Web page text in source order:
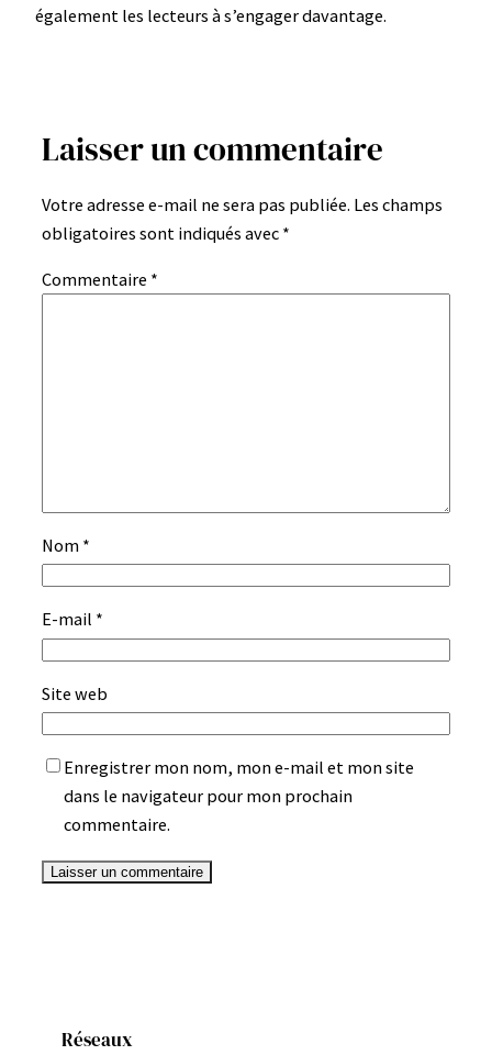
également les lecteurs à s’engager davantage.
Laisser un commentaire
Votre adresse e-mail ne sera pas publiée. Les champs
obligatoires sont indiqués avec *
Commentaire *
Nom *
E-mail *
Site web
Enregistrer mon nom, mon e-mail et mon site
dans le navigateur pour mon prochain
commentaire.
Réseaux